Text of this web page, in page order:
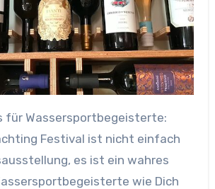
für Wassersportbegeisterte:
Festival ist nicht einfach
es ist ein wahres
wie Dich